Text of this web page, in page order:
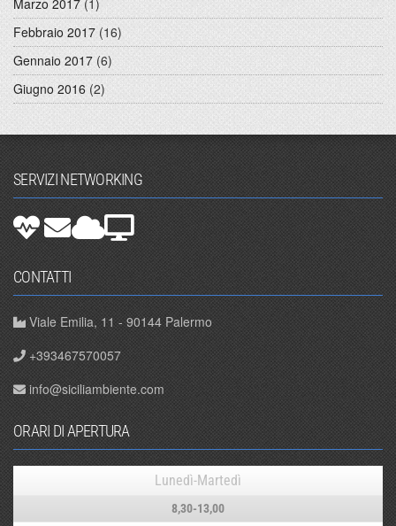
Febbraio 2017 (16)
Gennaio 2017 (6)
Giugno 2016 (2)
SERVIZI NETWORKING
CONTATTI
Viale Emilia, 11 - 90144 Palermo
+393467570057
info@siciliambiente.com
ORARI DI APERTURA
Lunedì-Martedì
8,30-13,00